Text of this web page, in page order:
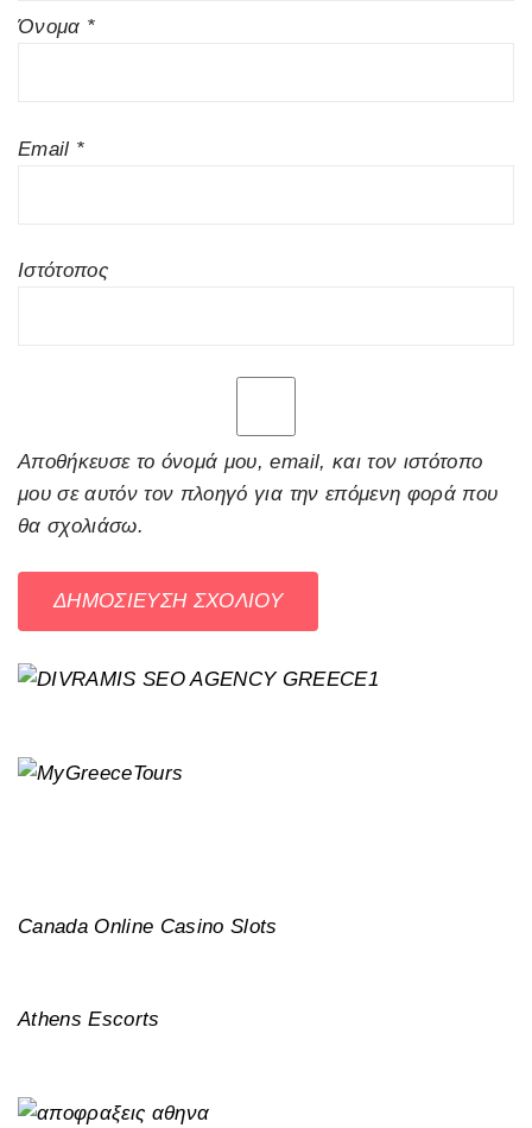
Όνομα *
Email *
Ιστότοπος
Αποθήκευσε το όνομά μου, email, και τον ιστότοπο
μου σε αυτόν τον πλοηγό για την επόμενη φορά που
θα σχολιάσω.
Canada Online Casino Slots
Athens Escorts